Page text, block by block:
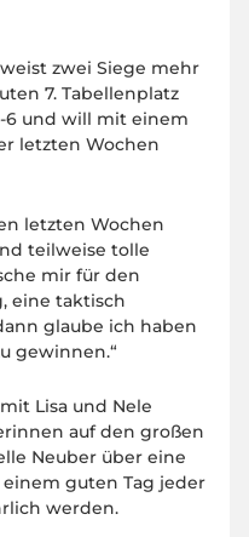
zwei Siege mehr
7. Tabellenplatz
6 und will mit einem
letzten Wochen
letzten Wochen
teilweise tolle
mir für den
eine taktisch
glaube ich haben
gewinnen.“
Lisa und Nele
auf den großen
Neuber über eine
guten Tag jeder
werden.